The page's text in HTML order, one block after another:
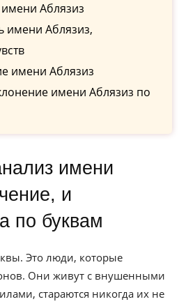
Аблязиз
имени Аблязиз,
имени Аблязиз
имени Аблязиз по
и
по буквам
Это люди, которые
Они живут с внушенными
стараются никогда их не